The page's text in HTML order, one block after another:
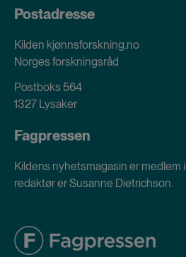
Postadresse
Kilden kjønnsforskning.no
Norges forskningsråd
Postboks 564
1327 Lysaker
Fagpressen
Kildens nyhetsmagasin er medlem i
redaktør er Susanne Dietrichson.